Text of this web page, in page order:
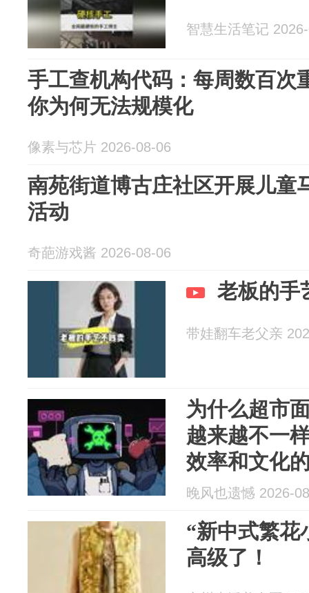
智慧生活笔记
手工查机构代码：每周数百次
你为何无法规模化
像素与芯片 2026-08-06
南苑街道博古庄社区开展儿童
活动
奇葩游戏酱 2026-08-06
老板的手
带娃翻车老父亲
为什么超市
越来越不一
效率和文化
晚风也遗憾 2026-
“新中式繁花
高级了！